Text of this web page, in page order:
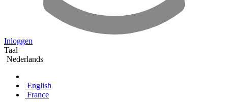
Inloggen
Taal
Nederlands
English
France